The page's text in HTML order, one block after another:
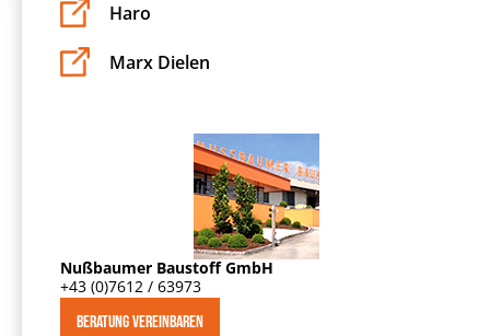
Haro
Marx Dielen
Nußbaumer Baustoff GmbH
+43 (0)7612 / 63973
BERATUNG VEREINBAREN